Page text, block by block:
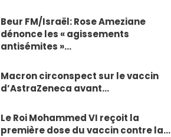
Beur FM/Israël: Rose Ameziane
dénonce les « agissements
antisémites »…
Macron circonspect sur le vaccin
d’AstraZeneca avant…
Le Roi Mohammed VI reçoit la
première dose du vaccin contre la…